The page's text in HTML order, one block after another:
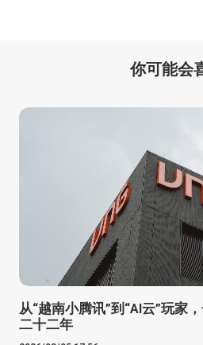
你可能会
从“越南小腾讯”到“AI云”玩家
二十二年